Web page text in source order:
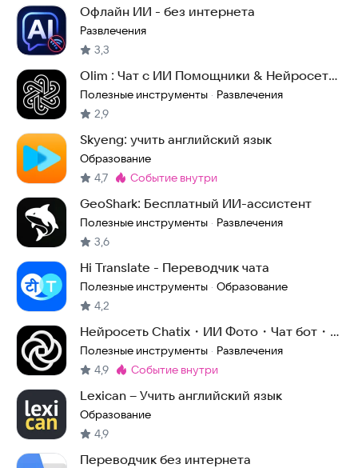
Офлайн ИИ - без интернета
Развлечения
3,3
Olim : Чат с ИИ Помощники & Нейросеть
5.5
Полезные инструменты · Развлечения
2,9
Skyeng: учить английский язык
Образование
4,7 Метка:
событие внутри
GeoShark: Бесплатный ИИ-ассистент
Полезные инструменты · Развлечения
3,6
Hi Translate - Переводчик чата
Полезные инструменты · Образование
4,2
Нейросеть Chatix・ИИ Фото・Чат бот・
Голосовой чат
Полезные инструменты · Развлечения
4,9 Метка:
событие внутри
Lexican – Учить английский язык
Образование
4,9
Переводчик без интернета